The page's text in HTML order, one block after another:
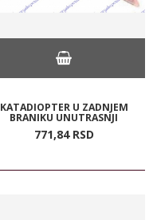
KATADIOPTER U ZADNJEM
BRANIKU UNUTRASNJI
771,84 RSD